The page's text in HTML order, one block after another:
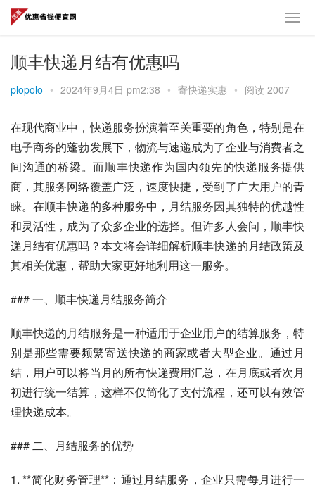
顺丰快递月结有优惠吗
plopolo • 2024年9月4日 pm2:38 • 寄快递实惠 • 阅读 2007
在现代商业中，快递服务扮演着至关重要的角色，特别是在
电子商务的蓬勃发展下，物流与速递成为了企业与消费者之
间沟通的桥梁。而顺丰快递作为国内领先的快递服务提供
商，其服务网络覆盖广泛，速度快捷，受到了广大用户的青
睐。在顺丰快递的多种服务中，月结服务因其独特的优越性
和灵活性，成为了众多企业的选择。但许多人会问，顺丰快
递月结有优惠吗？本文将会详细解析顺丰快递的月结政策及
其相关优惠，帮助大家更好地利用这一服务。
### 一、顺丰快递月结服务简介
顺丰快递的月结服务是一种适用于企业用户的结算服务，特
别是那些需要频繁寄送快递的商家或者大型企业。通过月
结，用户可以将当月的所有快递费用汇总，在月底或者次月
初进行统一结算，这样不仅简化了支付流程，还可以有效管
理快递成本。
### 二、月结服务的优势
1. **简化财务管理**：通过月结服务，企业只需每月进行一